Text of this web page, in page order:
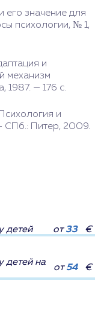
его значение для
психологии, № 1,
и
механизм
1987. — 176 с.
и
СПб.: Питер, 2009.
детей от33 €
детей на
от54 €